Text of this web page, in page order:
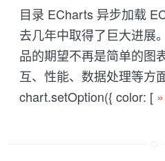
目录 ECharts 异步加载
去几年中取得了巨大进展
品的期望不再是简单的图
互、性能、数据处理等方
chart.setOption({ color: [ »